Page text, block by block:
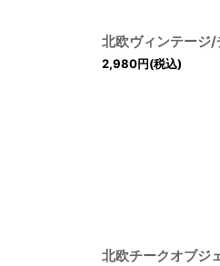
北欧ヴィンテージ
2,980円(税込)
北欧チークオブジ